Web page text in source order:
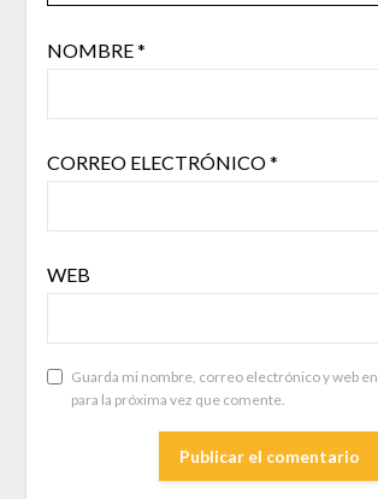
NOMBRE*
CORREO ELECTRÓNICO*
WEB
Guarda mi nombre, correo electrónico y web
para la próxima vez que comente.